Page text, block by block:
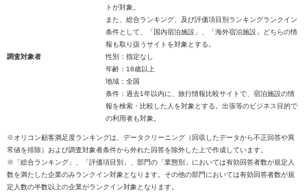
トが対象。
また、総合ランキング、及び評価項目別ランキングランクイン
条件として、「国内宿泊施設」、「海外宿泊施設」どちらの情
報も取り扱うサイトを対象とする。
調査対象者
性別：指定なし
年齢：18歳以上
地域：全国
条件：過去1年以内に、旅行情報比較サイトで、宿泊施設の情
報を検索・比較した人を対象とする。出張等のビジネス目的で
の利用者も対象。
※オリコン顧客満足度ランキングは、データクリーニング（回収したデータから不正回答や異
常値を排除）および調査対象者条件から外れた回答を除外した上で作成しています。
※「総合ランキング」、「評価項目別」、部門の「業態別」においては有効回答者数が規定人
数を満たした企業のみランクイン対象となります。その他の部門においては有効回答者数が規
定人数の半数以上の企業がランクイン対象となります。